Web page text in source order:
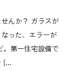
んか？ ガラスが
った、エラーが
。第一住宅設備で
[…